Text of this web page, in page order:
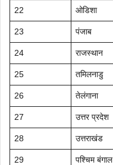
22 ओडिशा
23 पंजाब
24 राजस्थान
25 तमिलनाडु
26 तेलंगाना
27 उत्तर प्रदेश
28 उत्तराखंड
29 पश्चिम बंगाल